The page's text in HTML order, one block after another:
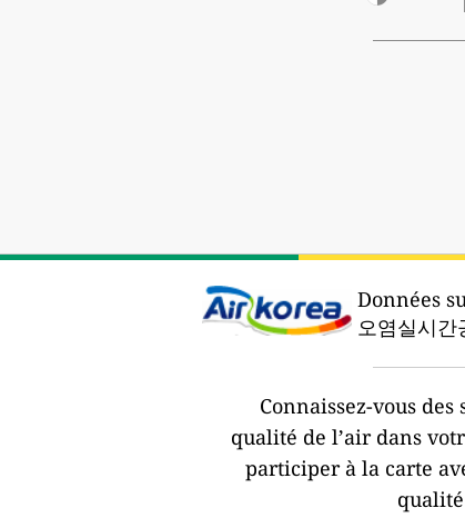
Données
오염실시간
Connaissez-vous
qualité de l’air dans
participer à la carte